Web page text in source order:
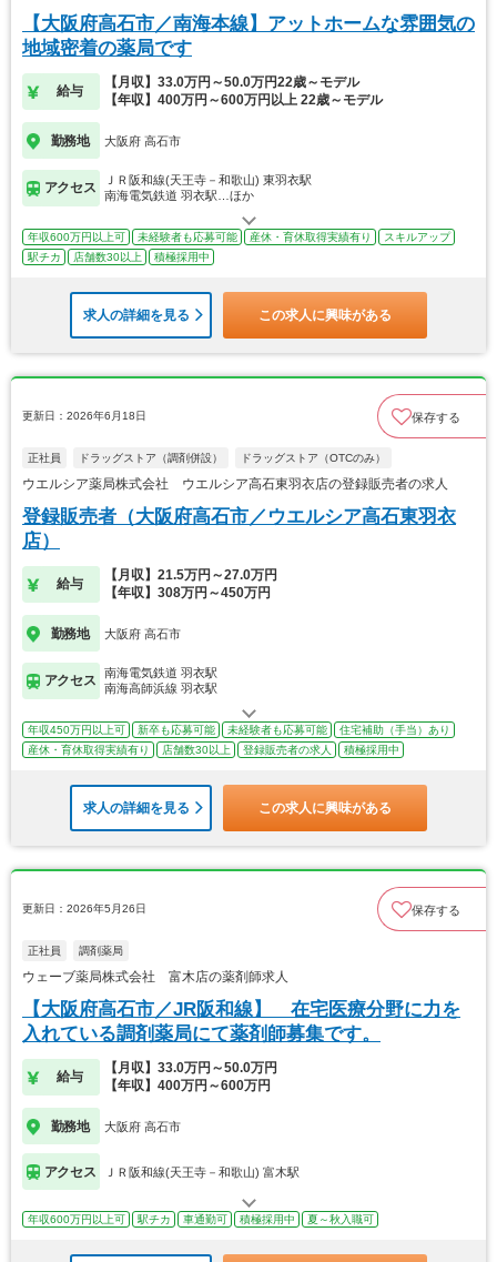
【大阪府高石市／南海本線】アットホームな雰囲気の
地域密着の薬局です
給与
【月収】33.0万円～50.0万円22歳～モデル
【年収】400万円～600万円以上 22歳～モデル
勤務地 大阪府 高石市
アクセス
ＪＲ阪和線(天王寺－和歌山) 東羽衣駅
南海電気鉄道 羽衣駅…ほか
年収600万円以上可 未経験者も応募可能 産休・育休取得実績有り
スキルアップ
駅チカ
店舗数30以上 積極採用中
求人の詳細を見る この求人に興味がある
更新日：2026年6月18日 保存する
正社員 ドラッグストア（調剤併設） ドラッグストア（OTCのみ）
ウエルシア薬局株式会社 ウエルシア高石東羽衣店の登録販売者の求人
登録販売者（大阪府高石市／ウエルシア高石東羽衣
店）
給与
【月収】21.5万円～27.0万円
【年収】308万円～450万円
勤務地 大阪府 高石市
アクセス
南海電気鉄道 羽衣駅
南海高師浜線 羽衣駅
年収450万円以上可 新卒も応募可能 未経験者も応募可能
住宅補助（手当）あり
産休・育休取得実績有り
店舗数30以上 登録販売者の求人 積極採用中
求人の詳細を見る この求人に興味がある
更新日：2026年5月26日 保存する
正社員 調剤薬局
ウェーブ薬局株式会社 富木店の薬剤師求人
【大阪府高石市／JR阪和線】 在宅医療分野に力を
入れている調剤薬局にて薬剤師募集です。
給与
【月収】33.0万円～50.0万円
【年収】400万円～600万円
勤務地 大阪府 高石市
アクセス ＪＲ阪和線(天王寺－和歌山) 富木駅
年収600万円以上可 駅チカ 車通勤可 積極採用中 夏～秋入職可